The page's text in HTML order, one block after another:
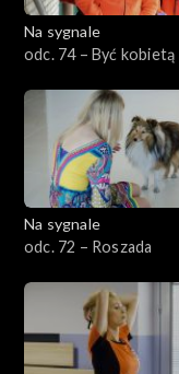
Na sygnale
odc. 74 – Być kobietą
Na sygnale
odc. 72 – Roszada